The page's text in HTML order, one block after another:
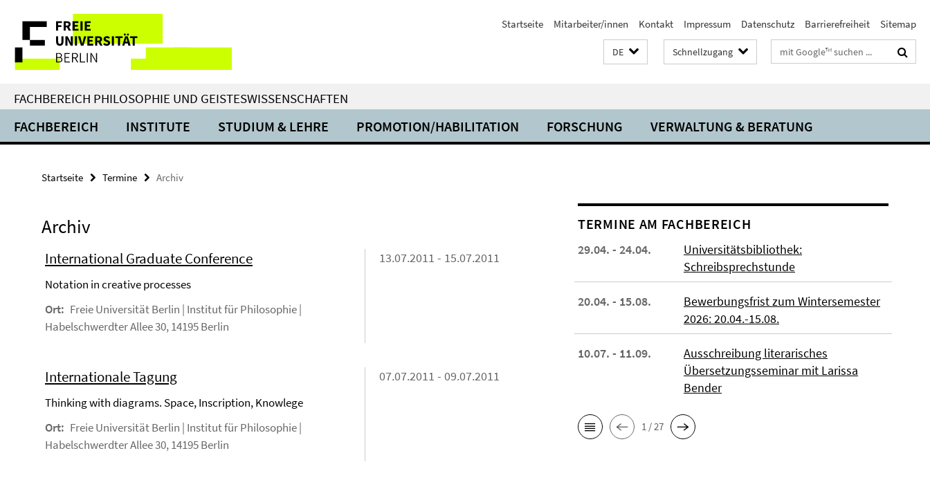
direkt
Inhalt
Service-
Navigation
Startseite Mitarbeiter/innen Kontakt Impressum Datenschutz Barrierefreiheit Sitemap
DE Schnellzugang Suchbegriffe
FACHBEREICH PHILOSOPHIE UND GEISTESWISSENSCHAFTEN
FACHBEREICH INSTITUTE STUDIUM & LEHRE PROMOTION/HABILITATION FORSCHUNG VERWALTUNG & BERATUNG
Startseite Termine Archiv
Archiv
International Graduate Conference
Notation in creative processes
Ort: Freie Universität Berlin | Institut für Philosophie |
Habelschwerdter Allee 30, 14195 Berlin
13.07.2011 - 15.07.2011
Internationale Tagung
Thinking with diagrams. Space, Inscription, Knowlege
Ort: Freie Universität Berlin | Institut für Philosophie |
Habelschwerdter Allee 30, 14195 Berlin
07.07.2011 - 09.07.2011
TERMINE AM FACHBEREICH
29.04. - 24.04.
Universitätsbibliothek:
Schreibsprechstunde
20.04. - 15.08.
Bewerbungsfrist zum Wintersemester
2026: 20.04.-15.08.
10.07. - 11.09.
Ausschreibung literarisches
Übersetzungsseminar mit Larissa
Bender
1 / 27